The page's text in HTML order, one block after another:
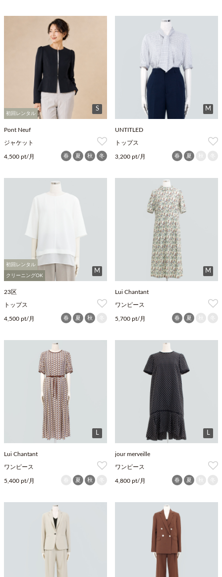
初回レンタル
S
Pont Neuf
ジャケット
4,500 pt/月 春 夏 秋 冬
M
UNTITLED
トップス
3,200 pt/月 春 夏
初回レンタル
クリーニングOK
M
23区
トップス
4,500 pt/月 春 夏 秋
M
Lui Chantant
ワンピース
5,700 pt/月 春 夏
L
Lui Chantant
ワンピース
5,400 pt/月 夏 秋
L
jour merveille
ワンピース
4,800 pt/月 春 夏